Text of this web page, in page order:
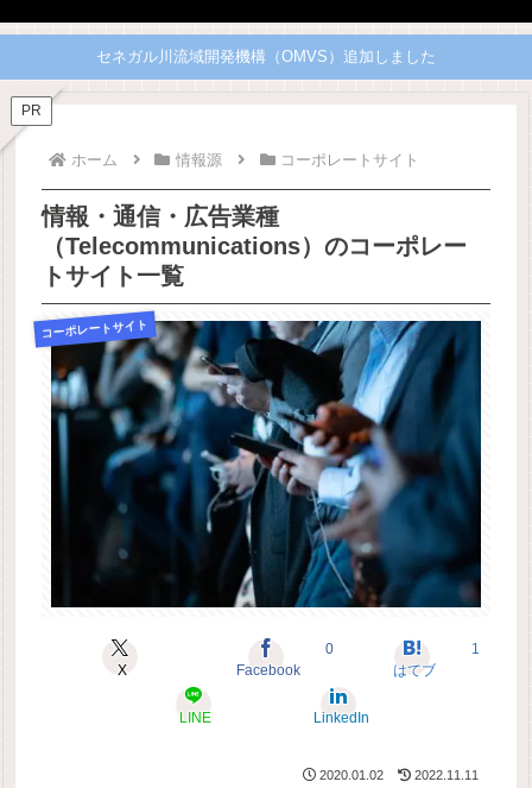
セネガル川流域開発機構（OMVS）追加しました
PR
ホーム 情報源 コーポレートサイト
情報・通信・広告業種
（Telecommunications）のコーポレー
トサイト一覧
コーポレートサイト
X Facebook
0
はてブ
1
LINE LinkedIn
2020.01.02 2022.11.11